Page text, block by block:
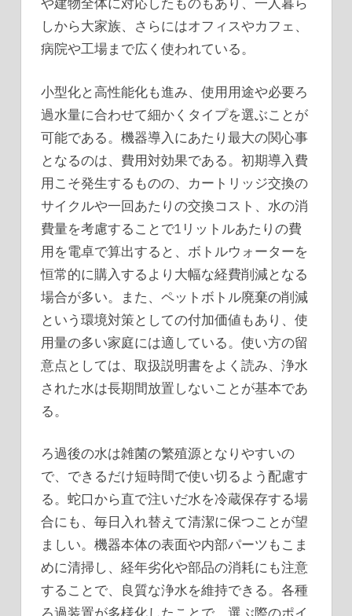
しから大家族、さらにはオフィスやカフェ、
病院や工場まで広く使われている。
小型化と高性能化も進み、使用用途や必要ろ
過水量に合わせて細かくタイプを選ぶことが
可能である。機器導入にあたり最大の関心事
となるのは、費用対効果である。初期導入費
用こそ発生するものの、カートリッジ交換の
サイクルや一回あたりの交換コスト、水の消
費量を考慮することで1リットルあたりの費
用を電卓で算出すると、ボトルウォーターを
恒常的に購入するより大幅な経費削減となる
場合が多い。また、ペットボトル廃棄の削減
という環境対策としての付加価値もあり、使
用量の多い家庭には適している。使い方の留
意点としては、取扱説明書をよく読み、浄水
された水は長期間放置しないことが基本であ
る。
ろ過後の水は雑菌の繁殖源となりやすいの
で、できるだけ短時間で使い切るよう配慮す
る。蛇口から直で注いだ水を冷蔵保存する場
合にも、毎日入れ替えて清潔に保つことが望
ましい。機器本体の表面や内部パーツもこま
めに清掃し、経年劣化や部品の消耗にも注意
することで、良質な浄水を維持できる。各種
ろ過装置が多様化したことで、選ぶ際のポイ